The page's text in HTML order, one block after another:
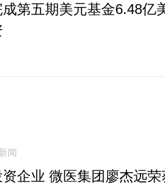
成第五期美元基金6.48亿
闻
资企业 微医集团廖杰远荣